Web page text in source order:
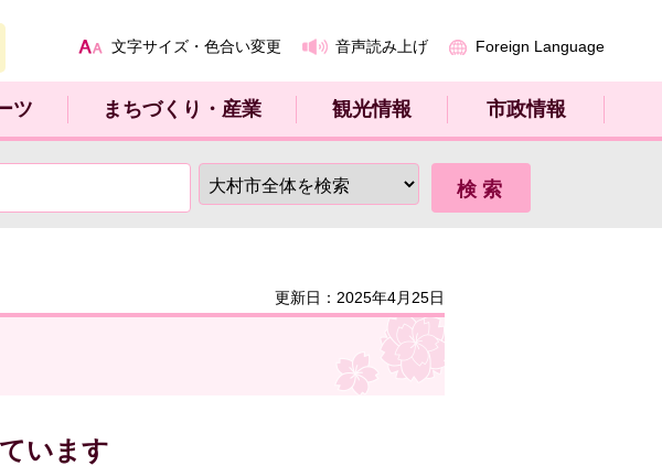
文字サイズ・色合い変更 音声読み上げ Foreign Language
ツ まちづくり・産業 観光情報 市政情報
更新日：2025年4月25日
います